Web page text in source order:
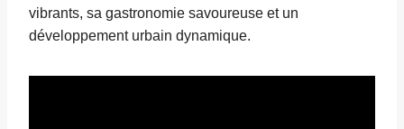
vibrants, sa gastronomie savoureuse et un
développement urbain dynamique.